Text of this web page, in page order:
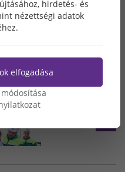
a vendégek közös ebéden
a finom pörkölt, a friss
hirdetés- és
nézettségi adatok
elfogadása